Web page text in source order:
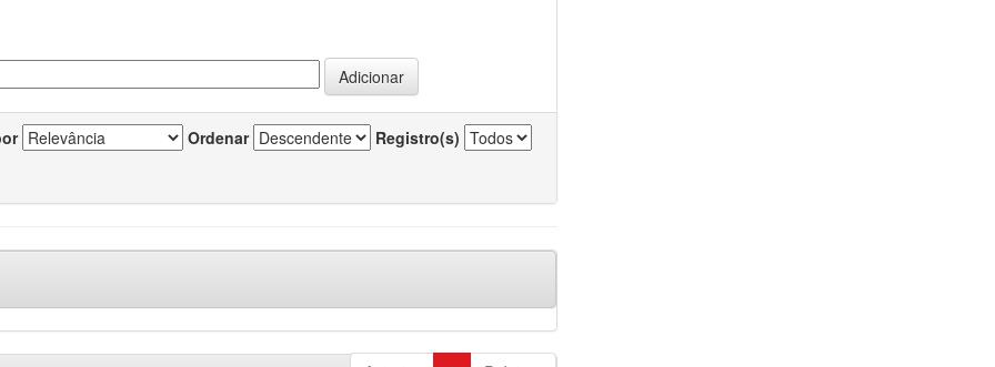
Ordenar Registro(s)